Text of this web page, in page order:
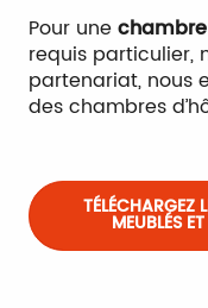
Pour unechambre
requis particulier,
partenariat, nous
des chambres
TÉLÉCHARGEZ
MEUBLÉS